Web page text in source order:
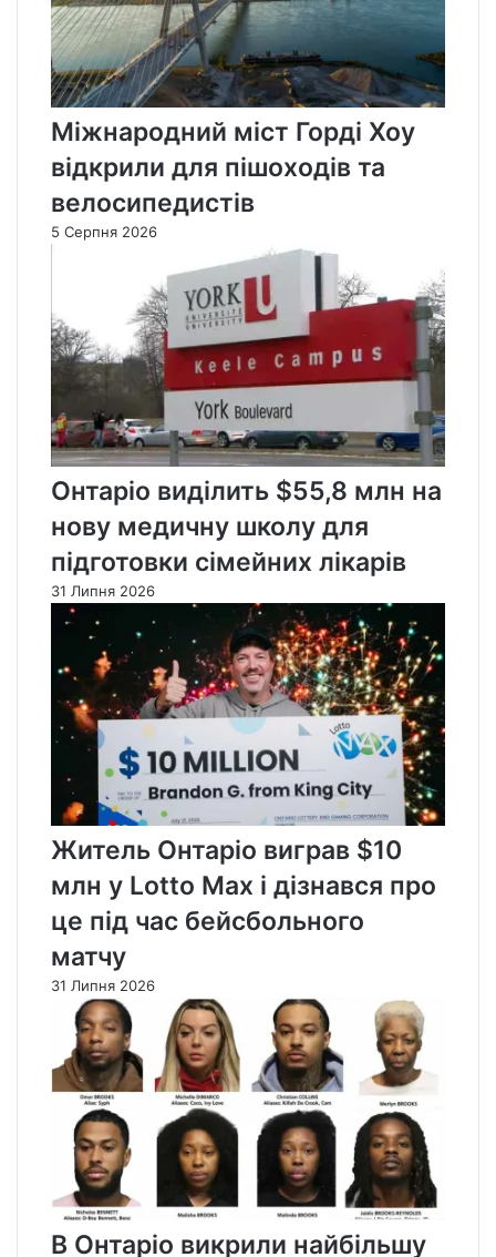
Міжнародний міст Горді Хоу
відкрили для пішоходів та
велосипедистів
5 Серпня 2026
Онтаріо виділить $55,8 млн на
нову медичну школу для
підготовки сімейних лікарів
31 Липня 2026
Житель Онтаріо виграв $10
млн у Lotto Max і дізнався про
це під час бейсбольного
матчу
31 Липня 2026
В Онтаріо викрили найбільшу